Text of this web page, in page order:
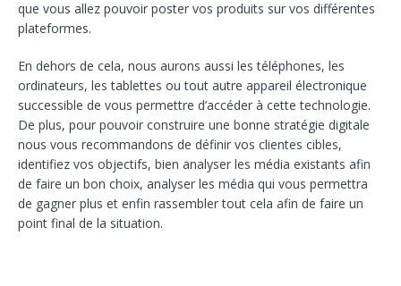
que vous allez pouvoir poster vos produits sur vos différentes
plateformes.
En dehors de cela, nous aurons aussi les téléphones, les
ordinateurs, les tablettes ou tout autre appareil électronique
successible de vous permettre d’accéder à cette technologie.
De plus, pour pouvoir construire une bonne stratégie digitale
nous vous recommandons de définir vos clientes cibles,
identifiez vos objectifs, bien analyser les média existants afin
de faire un bon choix, analyser les média qui vous permettra
de gagner plus et enfin rassembler tout cela afin de faire un
point final de la situation.